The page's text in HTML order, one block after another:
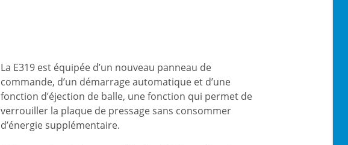
La E319 est équipée d’un nouveau panneau de
commande, d’un démarrage automatique et d’une
fonction d’éjection de balle, une fonction qui permet de
verrouiller la plaque de pressage sans consommer
d’énergie supplémentaire.